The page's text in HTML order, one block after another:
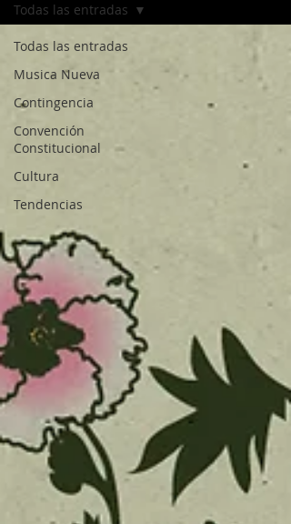
Todas las entradas
Musica Nueva
Contingencia
Convención
Constitucional
Cultura
Tendencias
Todas las entradas